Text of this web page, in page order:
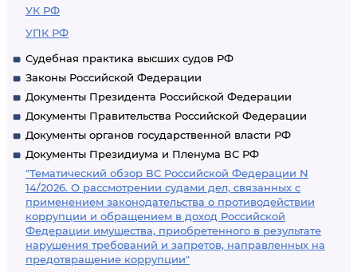
УК РФ
УПК РФ
Судебная практика высших судов РФ
Законы Российской Федерации
Документы Президента Российской Федерации
Документы Правительства Российской Федерации
Документы органов государственной власти РФ
Документы Президиума и Пленума ВС РФ
"Тематический обзор ВС Российской Федерации N
14/2026. О рассмотрении судами дел, связанных с
применением законодательства о противодействии
коррупции и обращением в доход Российской
Федерации имущества, приобретенного в результате
нарушения требований и запретов, направленных на
предотвращение коррупции"